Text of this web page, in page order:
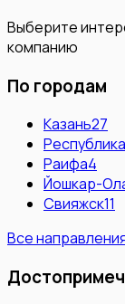
Выберите
компанию
По городам
Казань27
Раифа4
Йошкар-
Свияжск11
Все